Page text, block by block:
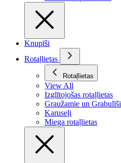
Knupīši
Rotaļlietas
Rotaļlietas
View All
Izglītojošas rotaļlietas
Graužamie un Grabulīši
Karuseļi
Miega rotaļlietas